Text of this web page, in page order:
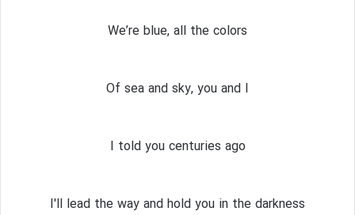
We’re blue, all the colors
Of sea and sky, you and I
I told you centuries ago
I'll lead the way and hold you in the darkness